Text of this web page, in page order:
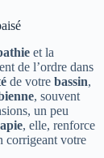
et la
de l’ordre dans
de votre bassin,
, souvent
un peu
, elle, renforce
corrigeant votre